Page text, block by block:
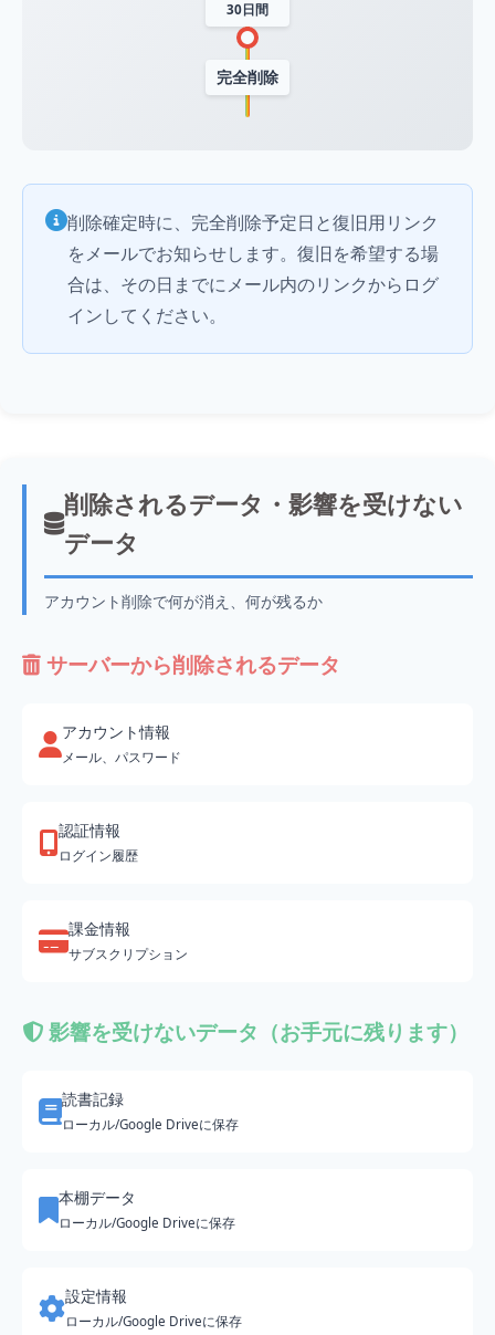
30日間
完全削除
削除確定時に、完全削除予定日と復旧用リンク
をメールでお知らせします。復旧を希望する場
合は、その日までにメール内のリンクからログ
インしてください。
削除されるデータ・影響を受けない
データ
アカウント削除で何が消え、何が残るか
サーバーから削除されるデータ
アカウント情報
メール、パスワード
認証情報
ログイン履歴
課金情報
サブスクリプション
影響を受けないデータ（お手元に残ります）
読書記録
ローカル/Google Driveに保存
本棚データ
ローカル/Google Driveに保存
設定情報
ローカル/Google Driveに保存